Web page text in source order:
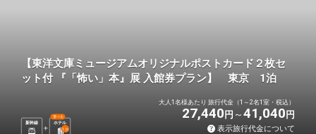
【東洋文庫ミュージアムオリジナルポストカード２枚セ
ット付 『「怖い」本』展 入館券プラン】 東京 1泊
新幹線 ホテル
選べる
1 泊
大人1名様あたり 旅行代金（1～2名1室・税込）
27,440 円 41,040 円
表示旅行代金について